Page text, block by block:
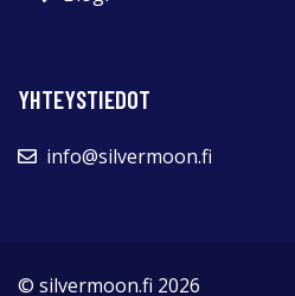
YHTEYSTIEDOT
info@silvermoon.fi
© silvermoon.fi 2026